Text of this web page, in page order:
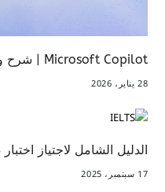
Microsoft Copilot | شرح وروابط التحميل
28 يناير، 2026
الدليل الشامل لاجتياز اختبار IELTS
17 سبتمبر، 2025